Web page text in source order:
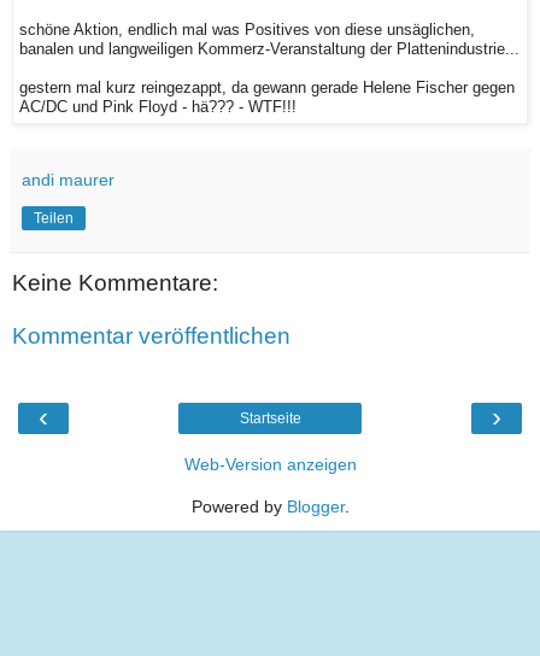
schöne Aktion, endlich mal was Positives von diese unsäglichen,
banalen und langweiligen Kommerz-Veranstaltung der Plattenindustrie...
gestern mal kurz reingezappt, da gewann gerade Helene Fischer gegen
AC/DC und Pink Floyd - hä??? - WTF!!!
andi maurer
Teilen
Keine Kommentare:
Kommentar veröffentlichen
‹ ›
Startseite
Web-Version anzeigen
Powered by Blogger.